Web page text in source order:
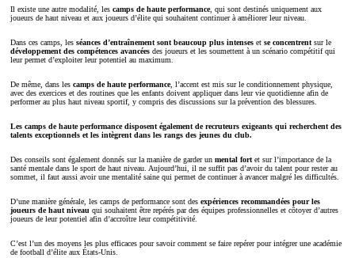
Il existe une autre modalité, les camps de haute performance, qui sont destinés uniquement aux
joueurs de haut niveau et aux joueurs d’élite qui souhaitent continuer à améliorer leur niveau.
Dans ces camps, les séances d’entraînement sont beaucoup plus intenses et se concentrentsur le
développement des compétences avancées des joueurs et les soumettent à un scénario compétitif qui
leur permet d’exploiter leur potentiel au maximum.
De même, dans les camps de haute performance, l’accent est mis sur le conditionnement physique,
avec des exercices et des routines que les enfants doivent appliquer dans leur vie quotidienne afin de
performer au plus haut niveau sportif, y compris des discussions sur la prévention des blessures.
Les camps de haute performance disposent également de recruteurs exigeants qui recherchent des
talents exceptionnels et les intègrent dans les rangs des jeunes du club.
Des conseils sont également donnés sur la manière de garder un mental fortet sur l’importance de la
santé mentale dans le sport de haut niveau. Aujourd’hui, il ne suffit pas d’avoir du talent pour rester au
sommet, il faut aussi avoir une mentalité saine qui permet de continuer à avancer malgré les difficultés.
D’une manière générale, les camps de performance sont des expériences recommandées pour les
joueurs de haut niveau qui souhaitent être repérés par des équipes professionnelles et côtoyer d’autres
joueurs de leur potentiel afin d’accroître leur compétitivité.
C’est l’un des moyens les plus efficaces pour savoir comment se faire repérer pour intégrer une académie
de football d’élite aux États-Unis.